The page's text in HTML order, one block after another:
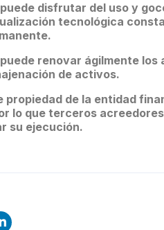
disfrutar del uso y
tecnológica
renovar ágilmente
de activos.
propiedad de la entidad
lo que terceros
su ejecución.